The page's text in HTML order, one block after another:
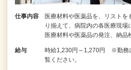
仕事内容
医療材料や医薬品を、リストを
り揃えて、病院内の各医療現場
医療材料や医薬品の発注、納品
給与
時給1,230円～1,270円 ※勤務
覧ください。